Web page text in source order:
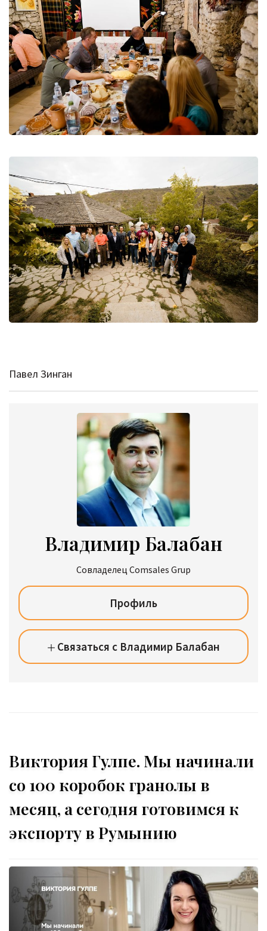
Павел Зинган
Владимир Балабан
Совладелец Comsales Grup
Профиль
Связаться с Владимир Балабан
Виктория Гулпе. Мы начинали
со 100 коробок гранолы в
месяц, а сегодня готовимся к
экспорту в Румынию